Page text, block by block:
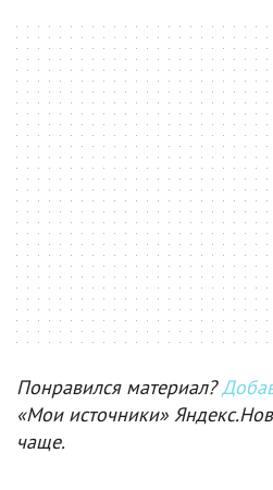
Понравился материал?
«Мои источники»
чаще.